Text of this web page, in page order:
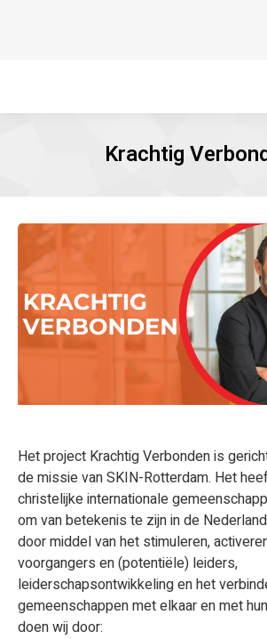
Krachtig
Het project Krachtig Verbonden is
de missie van SKIN-Rotterdam. Het
christelijke internationale
om van betekenis te zijn in de
door middel van het stimuleren,
voorgangers en (potentiële) leiders,
leiderschapsontwikkeling en het
gemeenschappen met elkaar en met
doen wij door: